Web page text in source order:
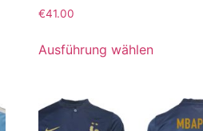
€41.00
Ausführung wählen